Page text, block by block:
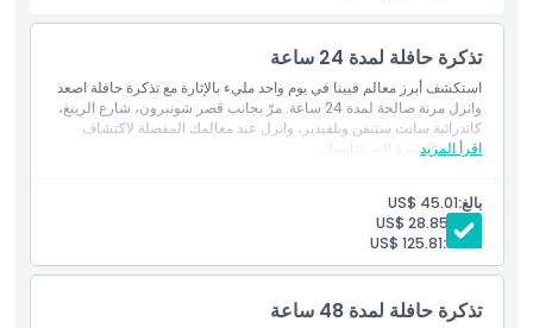
سياسة الأطفال والبالغين
الاستثناءات
ما يجب معرفته
الموقع
تذكرة حافلة لمدة 24 ساعة
استكشف أبرز معالم فيينا في يوم واحد مليء بالإثارة مع تذكرة حافلة اصعد
وانزل مرنة صالحة لمدة 24 ساعة. مرّ بجانب قصر شونبرون، شارع الرينغ،
كاتدرائية سانت ستيفن وبلفيدير، وانزل عند معالمك المفضلة لاكتشاف
المدينة بالوتيرة التي تناسبك.
اقرأ المزيد
بالغ:US$ 45.01
طفل: US$ 28.85
العائلة:US$ 125.81
تذكرة حافلة لمدة 48 ساعة